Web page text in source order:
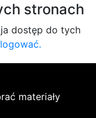
stronach
dostęp do tych
materiały